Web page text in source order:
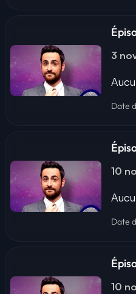
3
Date
10
Date
10